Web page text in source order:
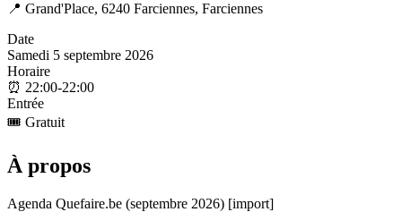
📍 Grand'Place, 6240 Farciennes, Farciennes
Date
Samedi 5 septembre 2026
Horaire
⏰ 22:00-22:00
Entrée
🎟️ Gratuit
À propos
Agenda Quefaire.be (septembre 2026) [import]